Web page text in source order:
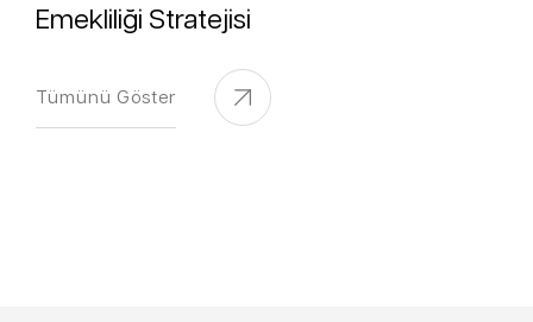
Emekliliği Stratejisi
Tümünü Göster